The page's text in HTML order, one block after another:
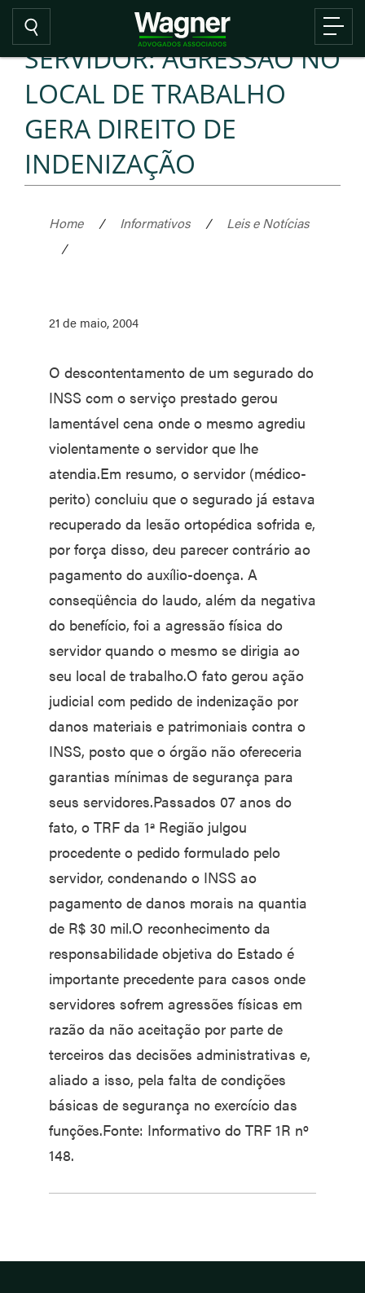
SERVIDOR: AGRESSÃO NO
LOCAL DE TRABALHO
GERA DIREITO DE
INDENIZAÇÃO
Home / Informativos /
Leis e Notícias
/
21 de maio, 2004
O descontentamento de um segurado do
INSS com o serviço prestado gerou
lamentável cena onde o mesmo agrediu
violentamente o servidor que lhe
atendia.Em resumo, o servidor (médico-
perito) concluiu que o segurado já estava
recuperado da lesão ortopédica sofrida e,
por força disso, deu parecer contrário ao
pagamento do auxílio-doença. A
conseqüência do laudo, além da negativa
do benefício, foi a agressão física do
servidor quando o mesmo se dirigia ao
seu local de trabalho.O fato gerou ação
judicial com pedido de indenização por
danos materiais e patrimoniais contra o
INSS, posto que o órgão não ofereceria
garantias mínimas de segurança para
seus servidores.Passados 07 anos do
fato, o TRF da 1ª Região julgou
procedente o pedido formulado pelo
servidor, condenando o INSS ao
pagamento de danos morais na quantia
de R$ 30 mil.O reconhecimento da
responsabilidade objetiva do Estado é
importante precedente para casos onde
servidores sofrem agressões físicas em
razão da não aceitação por parte de
terceiros das decisões administrativas e,
aliado a isso, pela falta de condições
básicas de segurança no exercício das
funções.Fonte: Informativo do TRF 1R nº
148.